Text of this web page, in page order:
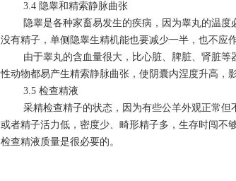
3.4 隐睾和精索静脉曲张
隐睾是各种家畜易发生的疾病，因为睾丸的温度
没有精子，单侧隐睾生精机能也要减少一半，也不应作
由于睾丸的含血量很大，比心脏、脾脏、肾脏等
性动物都易产生精索静脉曲张，使阴囊内涅度升高，
3.5 检查精液
采精检查精子的状态，因为有些公羊外观正常但
或者精子活力低，密度少、畸形精子多，生存时闯不
检查精液质量是很必要的。